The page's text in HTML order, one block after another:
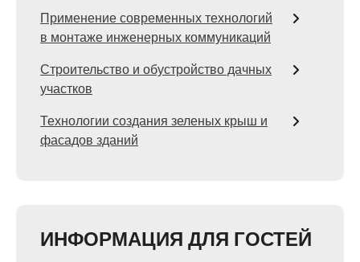
Применение современных технологий
в монтаже инженерных коммуникаций
Строительство и обустройство дачных
участков
Технологии создания зеленых крыш и
фасадов зданий
ИНФОРМАЦИЯ ДЛЯ ГОСТЕЙ